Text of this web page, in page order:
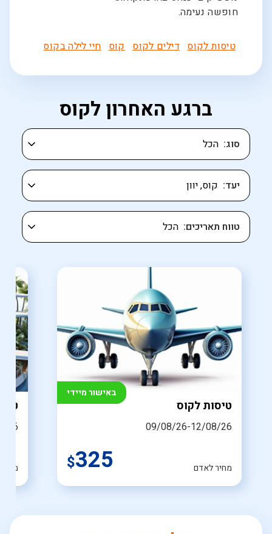
חופשה נעימה.
טיסות לקוס דילים לקוס קוס חיי לילה בקוס
ברגע האחרון לקוס
יעד
סוג
טווח תאריכים
טיסות לקוס
09/08/26-12/08/26
$325
באישור מיידי
מחיר לאדם
26